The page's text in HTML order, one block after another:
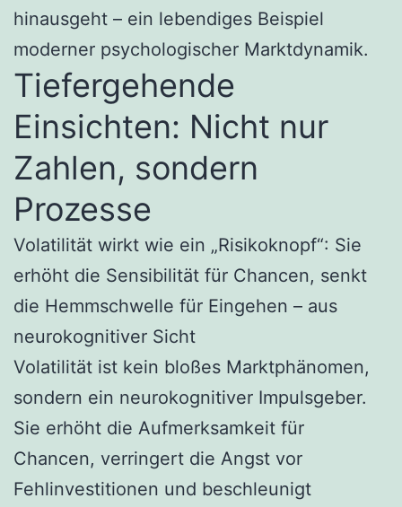
hinausgeht – ein lebendiges Beispiel
moderner psychologischer Marktdynamik.
Tiefergehende
Einsichten: Nicht nur
Zahlen, sondern
Prozesse
Volatilität wirkt wie ein „Risikoknopf“: Sie
erhöht die Sensibilität für Chancen, senkt
die Hemmschwelle für Eingehen – aus
neurokognitiver Sicht
Volatilität ist kein bloßes Marktphänomen,
sondern ein neurokognitiver Impulsgeber.
Sie erhöht die Aufmerksamkeit für
Chancen, verringert die Angst vor
Fehlinvestitionen und beschleunigt